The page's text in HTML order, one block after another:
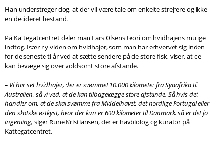
Han understreger dog, at der vil være tale om enkelte strejfere og ikke
en decideret bestand.
På Kattegatcentret deler man Lars Olsens teori om hvidhajens mulige
indtog. Især ny viden om hvidhajer, som man har erhvervet sig inden
for de seneste ti år ved at sætte sendere på de store fisk, viser, at de
kan bevæge sig over voldsomt store afstande.
– Vi har set hvidhajer, der er svømmet 10.000 kilometer fra Sydafrika til
Australien, så vi ved, at de kan tilbagelægge store afstande. Så hvis det
handler om, at de skal svømme fra Middelhavet, det nordlige Portugal eller
den skotske østkyst, hvor der kun er 600 kilometer til Danmark, så er det jo
ingenting, siger Rune Kristiansen, der er havbiolog og kurator på
Kattegatcentret.